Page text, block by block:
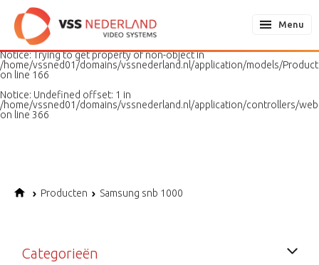
Notice: Undefined variable: page in
/home/vssned01/domains/vssnederland.nl/application/models/
on line
187
Notice: Trying to get property of non-object in
/home/vssned01/domains/vssnederland.nl/application/models/
on line 166
Notice: Undefined offset: 1 in
/home/vssned01/domains/vssnederland.nl/application/controllers/
on line 366
Menu
Producten Samsung snb 1000
Categorieën